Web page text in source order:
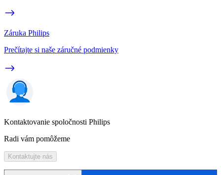
Záruka Philips
Prečítajte si naše záručné podmienky
Kontaktovanie spoločnosti Philips
Radi vám pomôžeme
Kontaktujte nás